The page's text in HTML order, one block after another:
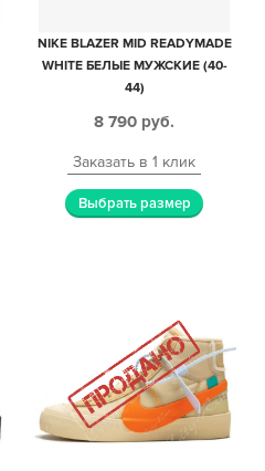
NIKE BLAZER MID READYMADE
WHITE БЕЛЫЕ МУЖСКИЕ (40-
44)
8 790 руб.
Заказать в 1 клик
Выбрать размер